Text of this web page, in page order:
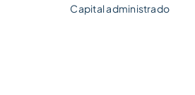
Capital administrado